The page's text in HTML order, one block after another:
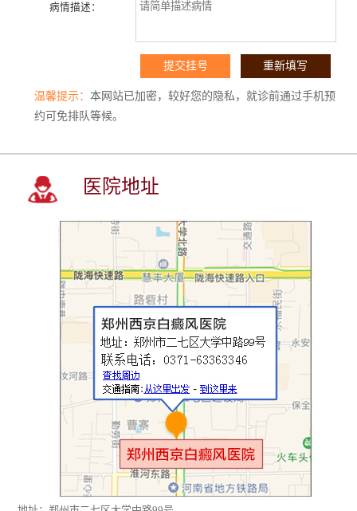
病情描述：
温馨提示：本网站已加密，较好您的隐私，就诊前通过手机预
约可免排队等候。
医院地址